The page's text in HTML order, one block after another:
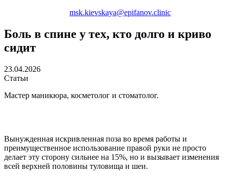
msk.kievskaya@epifanov.clinic
Боль в спине у тех, кто долго и криво
сидит
23.04.2026
Статьи
Мастер маникюра, косметолог и стоматолог.
Вынужденная искривленная поза во время работы и
преимущественное использование правой руки не просто
делает эту сторону сильнее на 15%, но и вызывает изменения
всей верхней половины туловища и шеи.